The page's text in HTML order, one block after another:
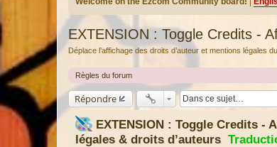
EXTENSION : Toggle Credits -
Déplace l’affichage des droits d’auteur et mentions légales
Règles du forum
Répondre
EXTENSION : Toggle Credits -
légales & droits d’auteurs